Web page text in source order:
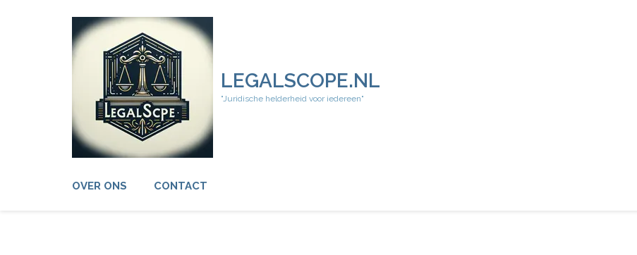
LEGALSCOPE.NL
"Juridische helderheid voor iedereen"
OVER ONS CONTACT